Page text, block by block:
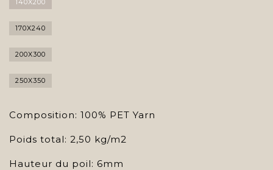
170X240
200X300
250X350
Composition: 100% PET Yarn
Poids total: 2,50 kg/m2
Hauteur du poil: 6mm